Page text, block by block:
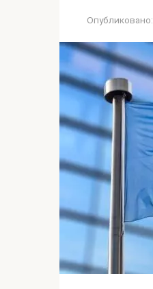
Опубликовано: